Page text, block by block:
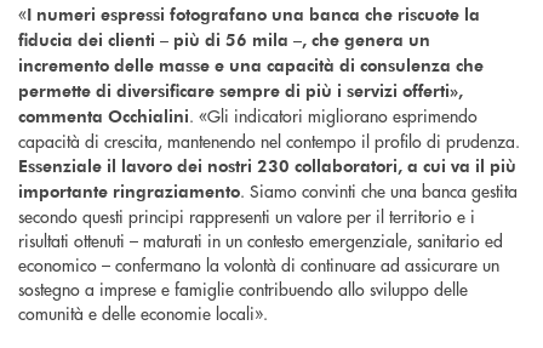
«I numeri espressi fotografano una banca che riscuote la
fiducia dei clienti – più di 56 mila –, che genera un
incremento delle masse e una capacità di consulenza che
permette di diversificare sempre di più i servizi offerti»,
commenta Occhialini. «Gli indicatori migliorano esprimendo
capacità di crescita, mantenendo nel contempo il profilo di prudenza.
Essenziale il lavoro dei nostri 230 collaboratori, a cui va il più
importante ringraziamento. Siamo convinti che una banca gestita
secondo questi principi rappresenti un valore per il territorio e i
risultati ottenuti – maturati in un contesto emergenziale, sanitario ed
economico – confermano la volontà di continuare ad assicurare un
sostegno a imprese e famiglie contribuendo allo sviluppo delle
comunità e delle economie locali».